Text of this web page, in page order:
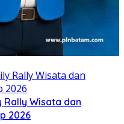
Rally Wisata dan
2026